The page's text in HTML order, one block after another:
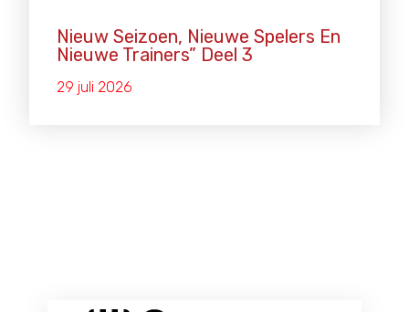
Nieuw Seizoen, Nieuwe Spelers En
Nieuwe Trainers” Deel 3
29 juli 2026